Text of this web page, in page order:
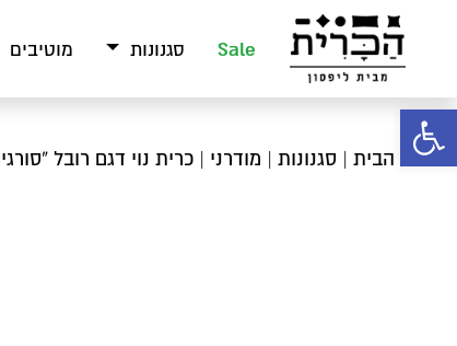
פתח סרגל נגישות
Sale סגנונות מוטיבים
עמוד הבית | סגנונות | מודרני | כרית נוי דגם רובל